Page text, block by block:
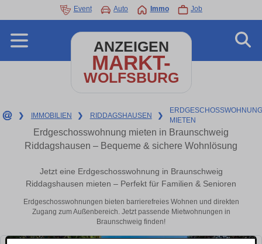
Event Auto Immo Job
ANZEIGEN
MARKT-
WOLFSBURG
❯ IMMOBILIEN ❯ RIDDAGSHAUSEN ❯
MIETEN
Erdgeschosswohnung mieten in Braunschweig
Riddagshausen – Bequeme & sichere Wohnlösung
Jetzt eine Erdgeschosswohnung in Braunschweig
Riddagshausen mieten – Perfekt für Familien & Senioren
Erdgeschosswohnungen bieten barrierefreies Wohnen und direkten
Zugang zum Außenbereich. Jetzt passende Mietwohnungen in
Braunschweig finden!